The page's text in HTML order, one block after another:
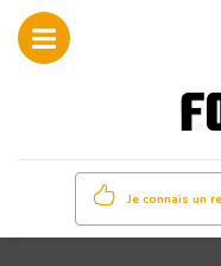
Je connais un